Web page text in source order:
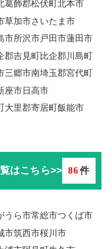
葛飾郡松伏町北本市
草加市さいたま市
市所沢市戸田市蓮田市
郡吉見町比企郡川島町
三郷市南埼玉郡宮代町
座市日高市
大里郡寄居町飯能市
はこちら>> 86件
うら市常総市つくば市
市筑西市桜川市